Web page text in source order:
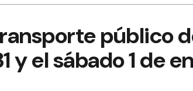
público
y el sábado 1 de